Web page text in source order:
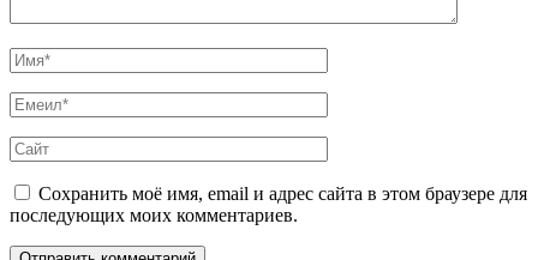
Сохранить моё имя, email и адрес сайта в этом браузере для
последующих моих комментариев.